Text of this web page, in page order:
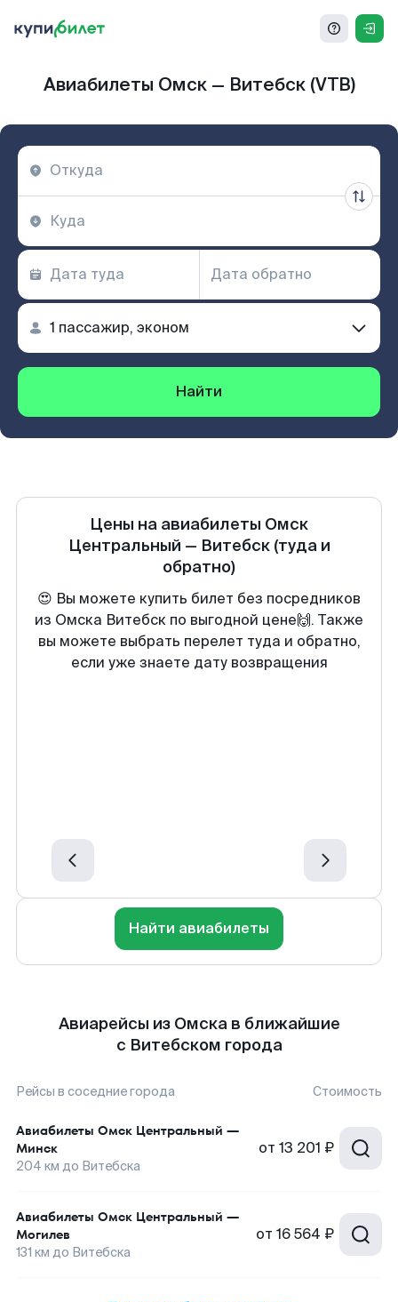
Авиабилеты Омск — Витебск (VTB)
Найти
Цены на авиабилеты Омск
Центральный — Витебск (туда и
обратно)
😍 Вы можете купить билет без посредников
из Омска Витебск по выгодной цене🙌. Также
вы можете выбрать перелет туда и обратно,
если уже знаете дату возвращения
Найти авиабилеты
Авиарейсы из Омска в ближайшие
с Витебском города
Рейсы в соседние города Стоимость
Авиабилеты Омск Центральный —
Минск
204 км до Витебска
от 13 201 ₽
Авиабилеты Омск Центральный —
Могилев
131 км до Витебска
от 16 564 ₽